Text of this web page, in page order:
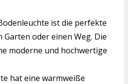
ist die perfekte
Garten oder einen Weg. Die
moderne und hochwertige
hat eine warmweiße